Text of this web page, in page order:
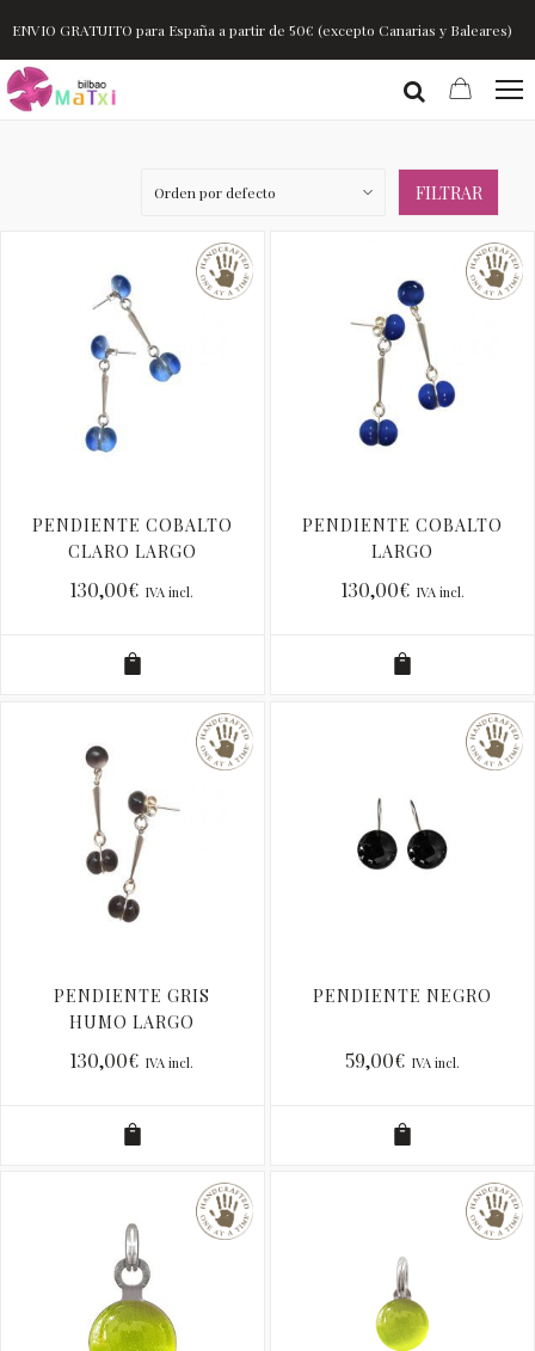
ENVIO GRATUITO para España a partir de 50€ (excepto Canarias y Baleares)
FILTRAR
PENDIENTE COBALTO
CLARO LARGO
130,00€ IVA incl.
PENDIENTE COBALTO
LARGO
130,00€ IVA incl.
PENDIENTE GRIS
HUMO LARGO
130,00€ IVA incl.
PENDIENTE NEGRO
59,00€ IVA incl.